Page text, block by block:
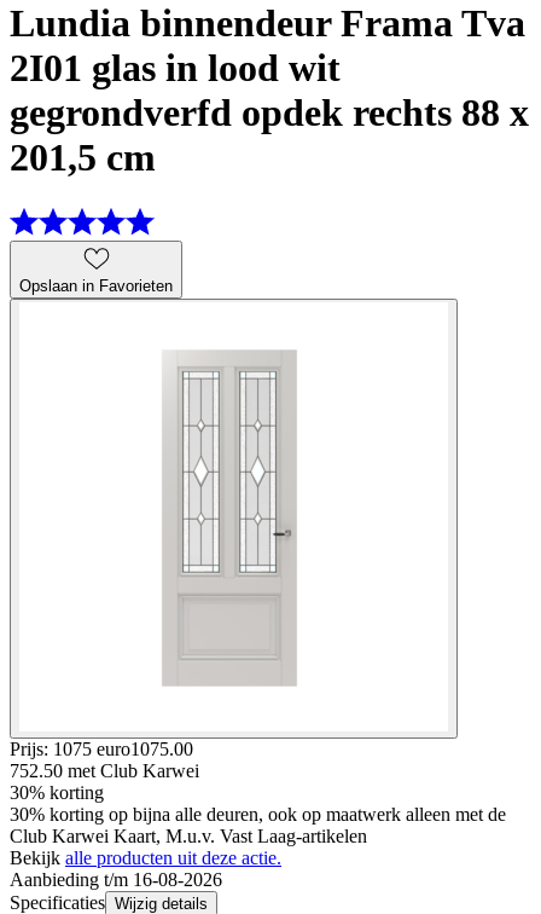
Lundia binnendeur Frama Tva
2I01 glas in lood wit
gegrondverfd opdek rechts 88 x
201,5 cm
Opslaan in Favorieten
Prijs: 1075 euro1075.00
752.50 met Club Karwei
30% korting
30% korting op bijna alle deuren, ook op maatwerk alleen met de
Club Karwei Kaart, M.u.v. Vast Laag-artikelen
Bekijk alle producten uit deze actie.
Aanbieding t/m 16-08-2026
Specificaties Wijzig details